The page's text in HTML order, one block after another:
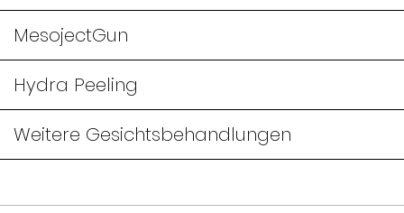
MesojectGun
Hydra Peeling
Weitere Gesichtsbehandlungen